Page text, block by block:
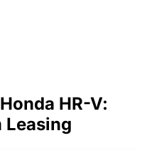
HR-V:
Leasing